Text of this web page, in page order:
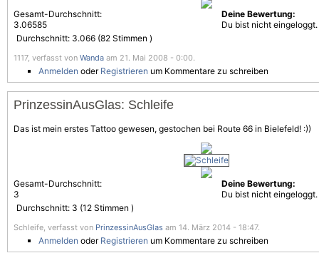
Gesamt-Durchschnitt:
3.06585
Durchschnitt: 3.066 (82 Stimmen )
Deine Bewertung:
Du bist nicht eingeloggt.
1117, verfasst von Wanda am 21. Mai 2008 - 0:00.
Anmelden oder Registrieren um Kommentare zu schreiben
PrinzessinAusGlas: Schleife
Das ist mein erstes Tattoo gewesen, gestochen bei Route 66 in Bielefeld! :))
Gesamt-Durchschnitt:
3
Durchschnitt: 3 (12 Stimmen )
Deine Bewertung:
Du bist nicht eingeloggt.
Schleife, verfasst von PrinzessinAusGlas am 14. März 2014 - 18:47.
Anmelden oder Registrieren um Kommentare zu schreiben